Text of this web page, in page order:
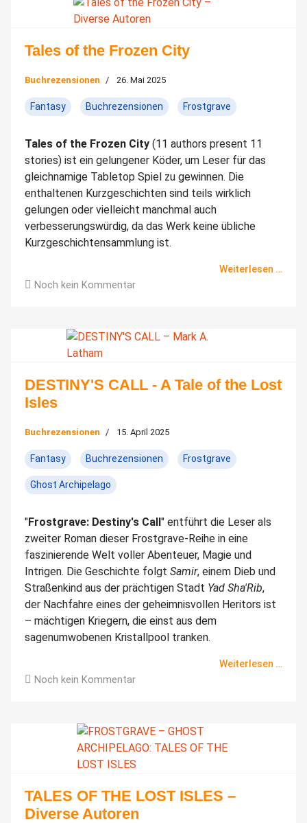
Tales of the Frozen City
Buchrezensionen 26. Mai 2025
Fantasy Buchrezensionen Frostgrave
Tales of the Frozen City (11 authors present 11
stories) ist ein gelungener Köder, um Leser für das
gleichnamige Tabletop Spiel zu gewinnen. Die
enthaltenen Kurzgeschichten sind teils wirklich
gelungen oder vielleicht manchmal auch
verbesserungswürdig, da das Werk keine übliche
Kurzgeschichtensammlung ist.
Weiterlesen …
Noch kein Kommentar
DESTINY'S CALL - A Tale of the Lost
Isles
Buchrezensionen 15. April 2025
Fantasy Buchrezensionen Frostgrave
Ghost Archipelago
"Frostgrave: Destiny's Call" entführt die Leser als
zweiter Roman dieser Frostgrave-Reihe in eine
faszinierende Welt voller Abenteuer, Magie und
Intrigen. Die Geschichte folgt Samir, einem Dieb und
Straßenkind aus der prächtigen Stadt Yad Sha'Rib,
der Nachfahre eines der geheimnisvollen Heritors ist
– mächtigen Kriegern, die einst aus dem
sagenumwobenen Kristallpool tranken.
Weiterlesen …
Noch kein Kommentar
TALES OF THE LOST ISLES –
Diverse Autoren